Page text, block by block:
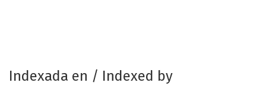
Indexada en / Indexed by